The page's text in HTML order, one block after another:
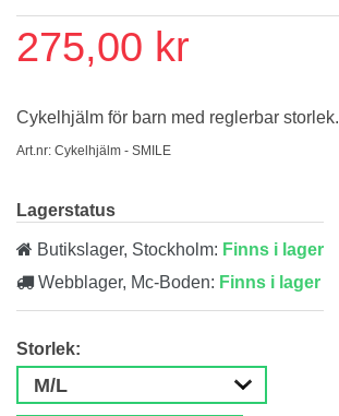
275,00 kr
Cykelhjälm för barn med reglerbar storlek.
Art.nr: Cykelhjälm - SMILE
Lagerstatus
Butikslager, Stockholm: Finns i lager
Webblager, Mc-Boden: Finns i lager
Storlek: